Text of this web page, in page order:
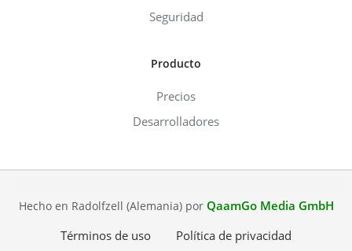
Seguridad
Producto
Precios
Desarrolladores
Hecho en Radolfzell (Alemania) por QaamGo Media GmbH
Términos de uso
Política de privacidad